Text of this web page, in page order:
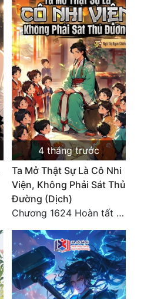
4 tháng trước
Ta Mở Thật Sự Là Cô Nhi
Viện, Không Phải Sát Thủ
Đường (Dịch)
Chương 1624 Hoàn tất cảm nghĩ (2)